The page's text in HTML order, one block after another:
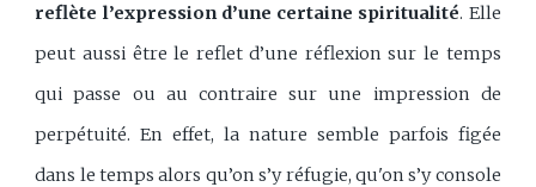
reflète l’expression d’une certaine spiritualité. Elle
peut aussi être le reflet d’une réflexion sur le temps
qui passe ou au contraire sur une impression de
perpétuité. En effet, la nature semble parfois figée
dans le temps alors qu’on s’y réfugie, qu'on s’y console